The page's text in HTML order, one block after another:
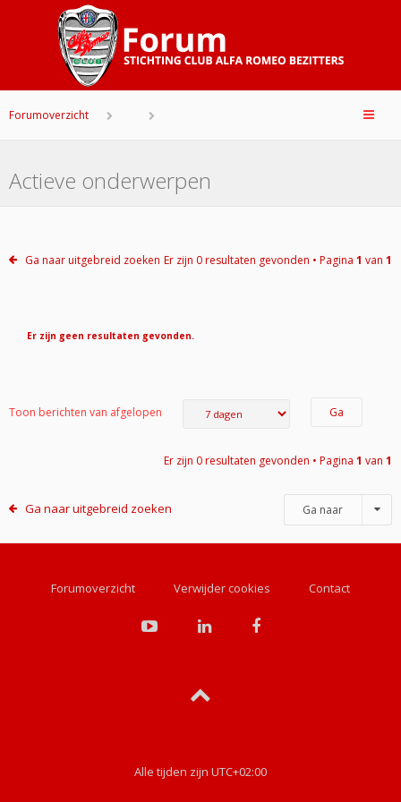
Forumoverzicht
Actieve onderwerpen
Ga naar uitgebreid zoeken Er zijn 0 resultaten gevonden • Pagina 1 van 1
Er zijn geen resultaten gevonden.
Toon berichten van afgelopen
Er zijn 0 resultaten gevonden • Pagina 1 van 1
Ga naar uitgebreid zoeken Ga naar
Forumoverzicht Verwijder cookies Contact
Alle tijden zijn UTC+02:00